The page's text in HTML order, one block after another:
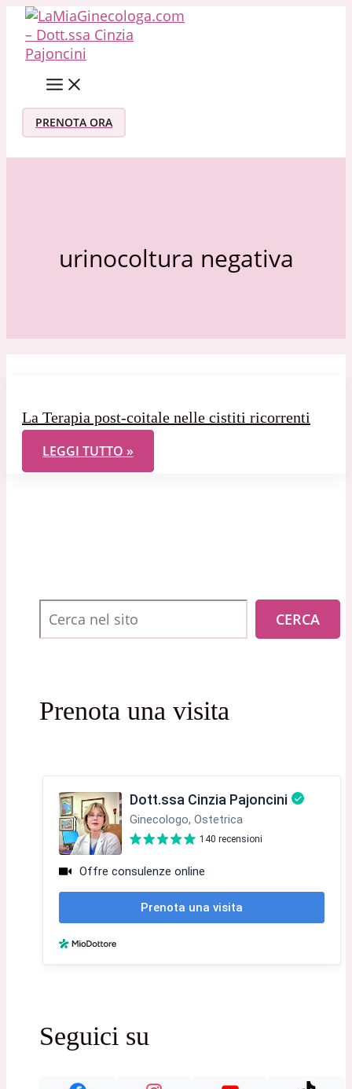
Vai al contenuto
PRENOTA ORA
urinocoltura negativa
La Terapia post-coitale nelle cistiti ricorrenti
LA TERAPIA POST-COITALE NELLE CISTITI
LEGGI TUTTO »
Cerca CERCA
Prenota una visita
Seguici su